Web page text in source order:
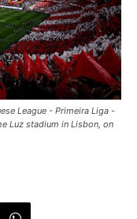
League - Primeira Liga -
Luz stadium in Lisbon, on